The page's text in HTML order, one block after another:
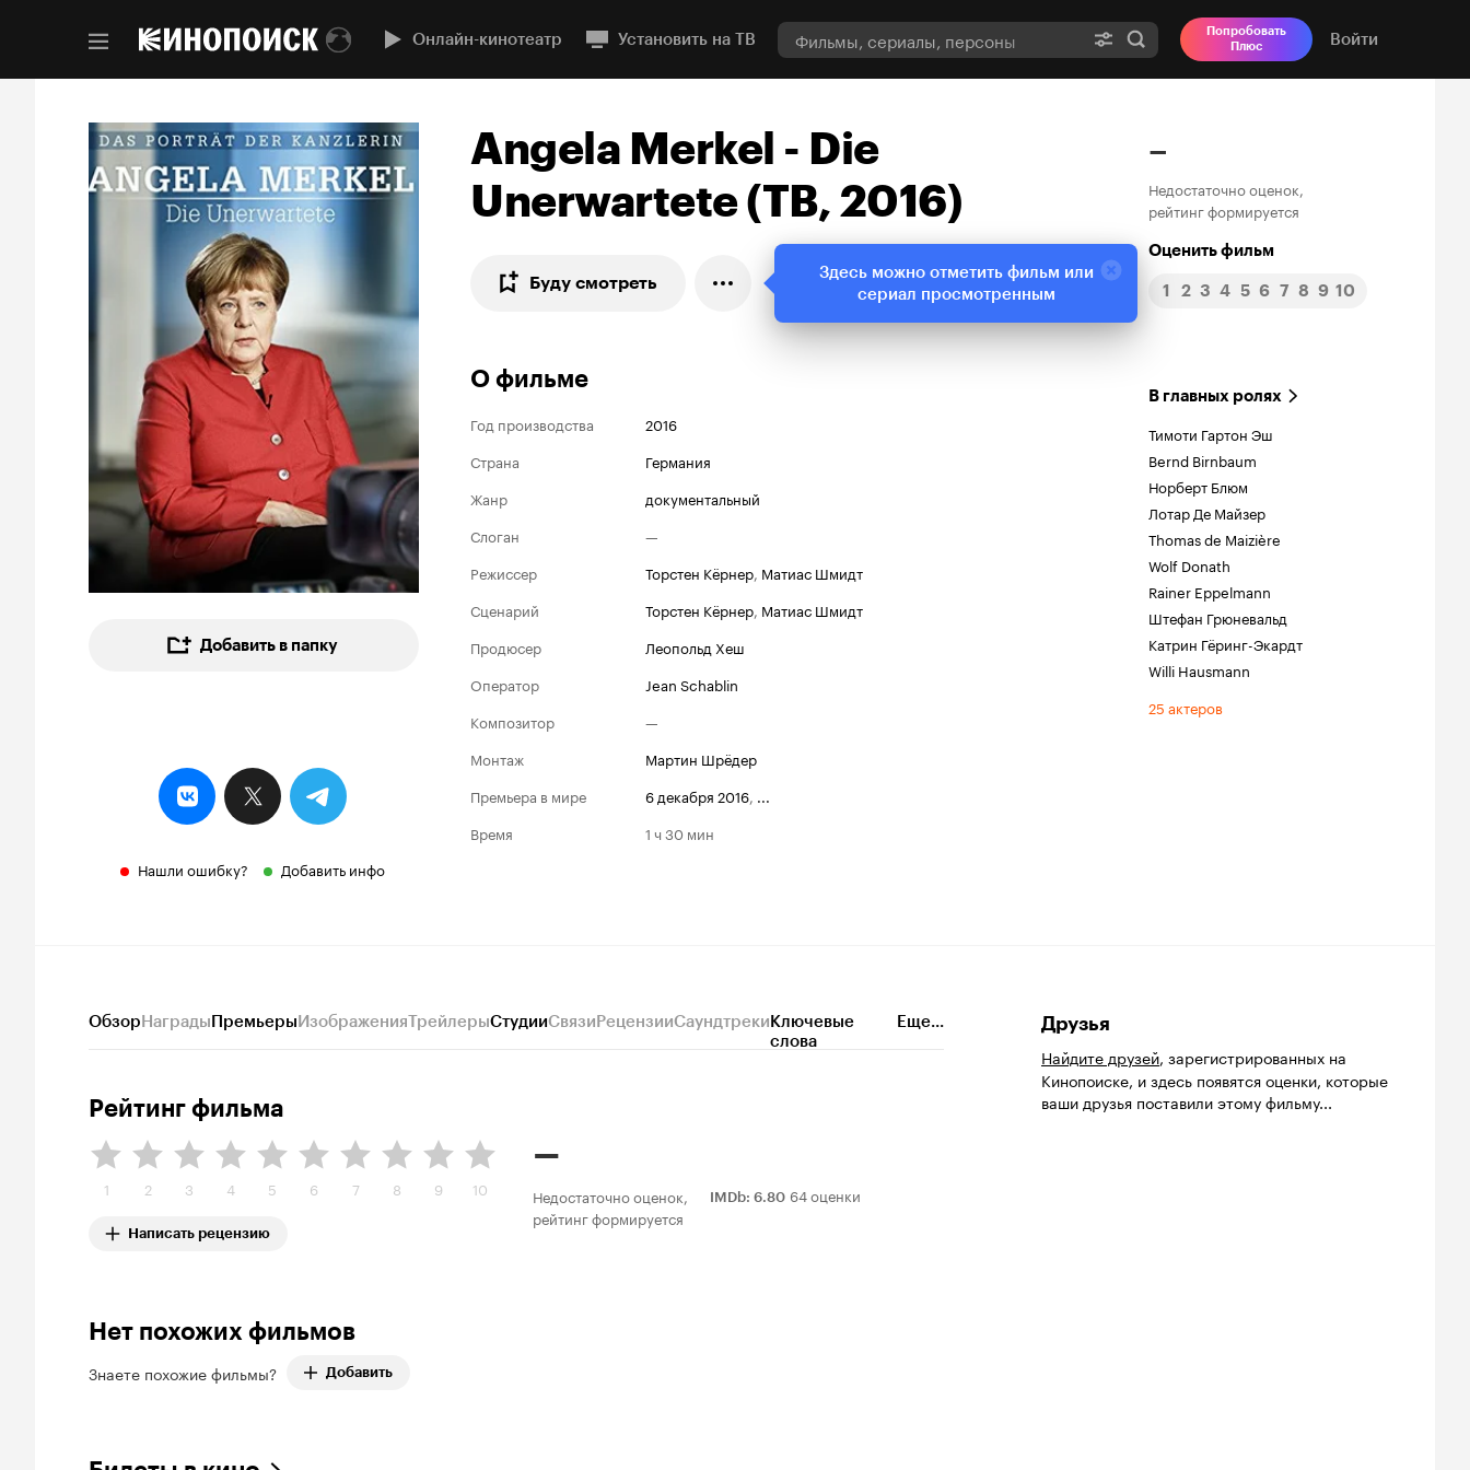
Онлайн-кинотеатр Установить на ТВ
Попробовать
Плюс
Войти
Добавить в папку
Нашли ошибку? Добавить инфо
Angela Merkel - Die
Unerwartete (ТВ, 2016)
Буду смотреть
–
Недостаточно оценок,
рейтинг формируется
Оценить фильм
1 2 3 4 5 6 7 8 9 10
О фильме
Год производства
2016
Страна
Германия
Жанр
документальный
Слоган
—
Режиссер
Торстен Кёрнер, Матиас Шмидт
Сценарий
Торстен Кёрнер, Матиас Шмидт
Продюсер
Леопольд Хеш
Оператор
Jean Schablin
Композитор
—
Монтаж
Мартин Шрёдер
Премьера в мире
6 декабря 2016, ...
Время
1 ч 30 мин
В главных ролях
Тимоти Гартон Эш
Bernd Birnbaum
Норберт Блюм
Лотар Де Майзер
Thomas de Maizière
Wolf Donath
Rainer Eppelmann
Штефан Грюневальд
Катрин Гёринг-Экардт
Willi Hausmann
25 актеров
ОбзорНаградыПремьерыИзображенияТрейлерыСтудииСвязиРецензииСаундтрекиКлючевые
слова
Еще...
Рейтинг фильма
1 2 3 4 5 6 7 8 9 10
Написать рецензию
–
Недостаточно оценок,
рейтинг формируется
IMDb: 6.80 64 оценки
Нет похожих фильмов
Знаете похожие фильмы? Добавить
Друзья
Найдите друзей, зарегистрированных на
Кинопоиске, и здесь появятся оценки, которые
ваши друзья поставили этому фильму...
Здесь можно отметить фильм или
сериал просмотренным